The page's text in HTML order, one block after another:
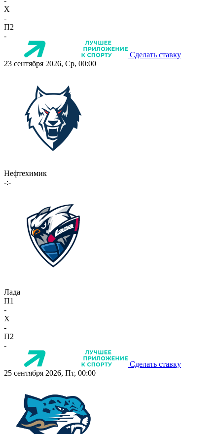
X
-
П2
-
Сделать ставку
23 сентября 2026, Ср, 00:00
Нефтехимик
-:-
Лада
П1
-
X
-
П2
-
Сделать ставку
25 сентября 2026, Пт, 00:00